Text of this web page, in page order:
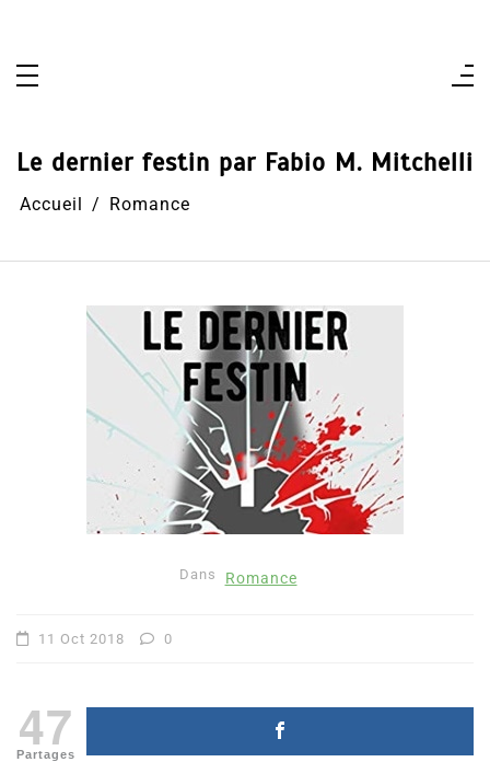
Le dernier festin par Fabio M. Mitchelli
Accueil Romance
Dans Romance
11 Oct 2018 0
47
Partages